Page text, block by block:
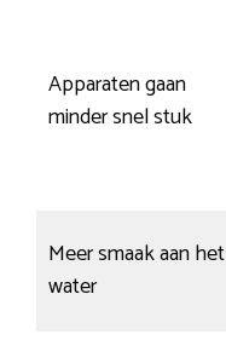
Apparaten gaan
minder snel stuk
Meer smaak aan het
water